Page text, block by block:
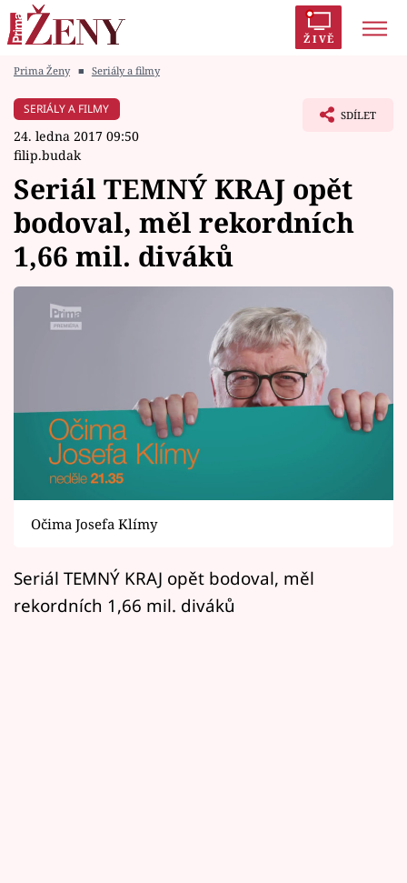
ŽIVĚ
Módní alarm
Témata
Celebrity
Vztahy
Horoskopy
Sledujte prima+
Filmový festival Karlovy Vary
Mámy sobě
Prima Ženy ■ Seriály a filmy
SERIÁLY A FILMY
24. ledna 2017 09:50
filip.budak
SDÍLET
Seriál TEMNÝ KRAJ opět
bodoval, měl rekordních
1,66 mil. diváků
Očima Josefa Klímy
Seriál TEMNÝ KRAJ opět bodoval, měl
rekordních 1,66 mil. diváků